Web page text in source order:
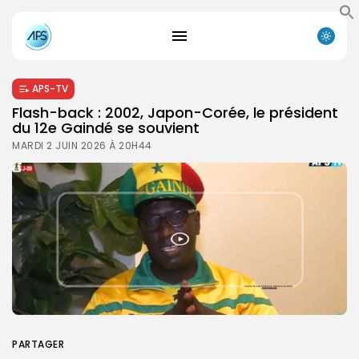
APS-TV
Flash-back : 2002, Japon-Corée, le président
du 12e Gaindé se souvient
MARDI 2 JUIN 2026 À 20H44
PARTAGER